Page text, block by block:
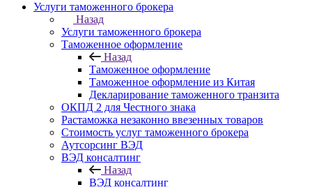
Услуги таможенного брокера
Назад
Услуги таможенного брокера
Таможенное оформление
Назад
Таможенное оформление
Таможенное оформление из Китая
Декларирование таможенного транзита
ОКПД 2 для Честного знака
Растаможка незаконно ввезенных товаров
Стоимость услуг таможенного брокера
Аутсорсинг ВЭД
ВЭД консалтинг
Назад
ВЭД консалтинг